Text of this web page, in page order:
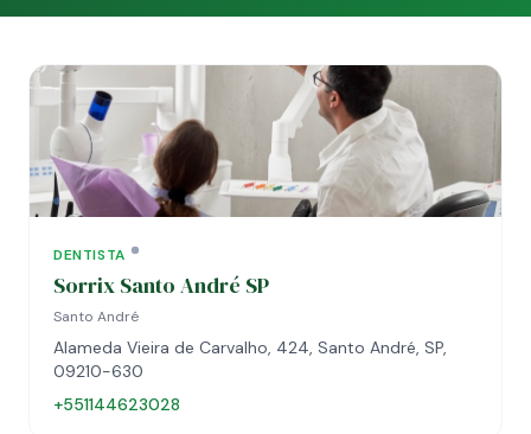
DENTISTA
Sorrix Santo André SP
Santo André
Alameda Vieira de Carvalho, 424, Santo André, SP,
09210-630
+551144623028